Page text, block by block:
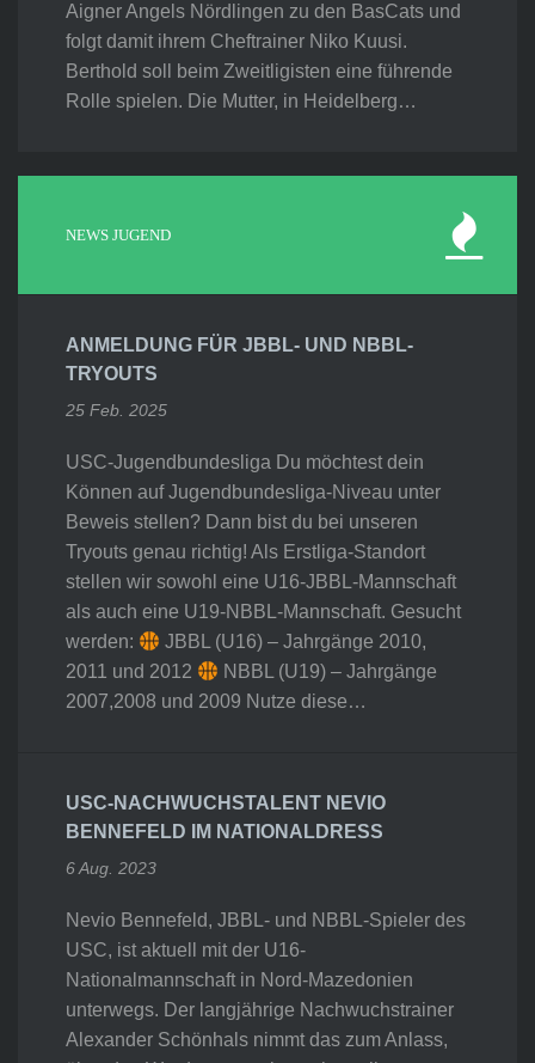
Aigner Angels Nördlingen zu den BasCats und
folgt damit ihrem Cheftrainer Niko Kuusi.
Berthold soll beim Zweitligisten eine führende
Rolle spielen. Die Mutter, in Heidelberg…
NEWS JUGEND
ANMELDUNG FÜR JBBL- UND NBBL-
TRYOUTS
25 Feb. 2025
USC-Jugendbundesliga Du möchtest dein
Können auf Jugendbundesliga-Niveau unter
Beweis stellen? Dann bist du bei unseren
Tryouts genau richtig! Als Erstliga-Standort
stellen wir sowohl eine U16-JBBL-Mannschaft
als auch eine U19-NBBL-Mannschaft. Gesucht
werden:
JBBL (U16) – Jahrgänge 2010,
2011 und 2012
NBBL (U19) – Jahrgänge
2007,2008 und 2009 Nutze diese…
USC-NACHWUCHSTALENT NEVIO
BENNEFELD IM NATIONALDRESS
6 Aug. 2023
Nevio Bennefeld, JBBL- und NBBL-Spieler des
USC, ist aktuell mit der U16-
Nationalmannschaft in Nord-Mazedonien
unterwegs. Der langjährige Nachwuchstrainer
Alexander Schönhals nimmt das zum Anlass,